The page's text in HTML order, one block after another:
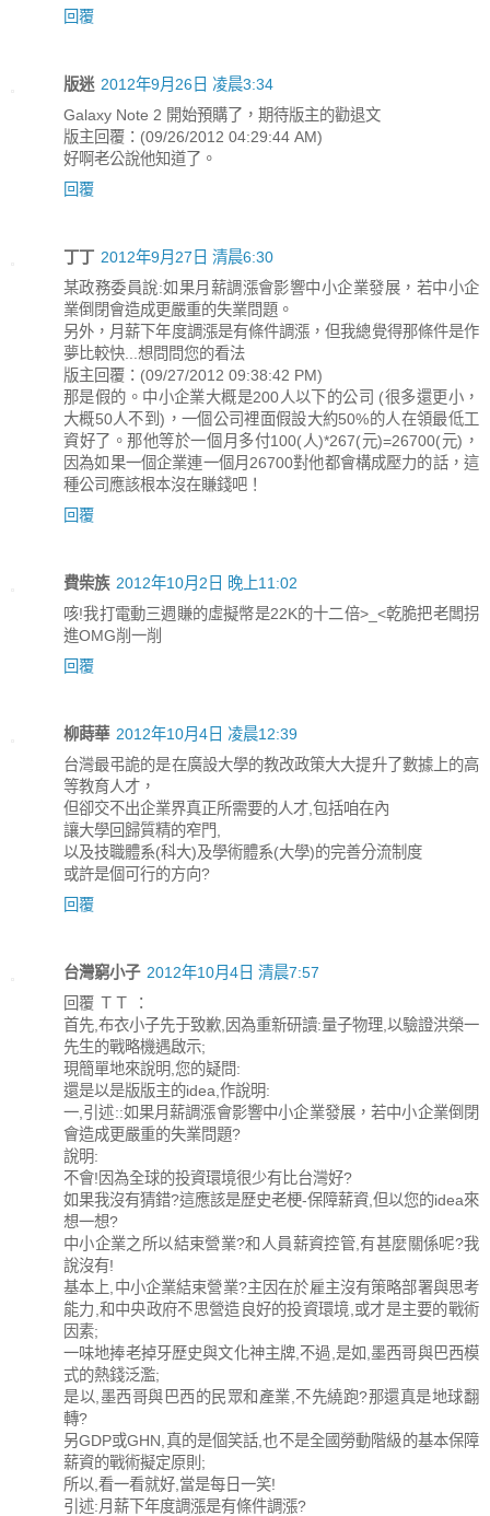
回覆
版迷 2012年9月26日 凌晨3:34
Galaxy Note 2 開始預購了，期待版主的勸退文
版主回覆：(09/26/2012 04:29:44 AM)
好啊老公說他知道了。
回覆
丁丁 2012年9月27日 清晨6:30
某政務委員說:如果月薪調漲會影響中小企業發展，若中小企
業倒閉會造成更嚴重的失業問題。
另外，月薪下年度調漲是有條件調漲，但我總覺得那條件是作
夢比較快...想問問您的看法
版主回覆：(09/27/2012 09:38:42 PM)
那是假的。中小企業大概是200人以下的公司 (很多還更小，
大概50人不到)，一個公司裡面假設大約50%的人在領最低工
資好了。那他等於一個月多付100(人)*267(元)=26700(元)，
因為如果一個企業連一個月26700對他都會構成壓力的話，這
種公司應該根本沒在賺錢吧！
回覆
費柴族 2012年10月2日 晚上11:02
咳!我打電動三週賺的虛擬幣是22K的十二倍>_<乾脆把老闆拐
進OMG削一削
回覆
柳蒔華 2012年10月4日 凌晨12:39
台灣最弔詭的是在廣設大學的教改政策大大提升了數據上的高
等教育人才，
但卻交不出企業界真正所需要的人才,包括咱在內
讓大學回歸質精的窄門,
以及技職體系(科大)及學術體系(大學)的完善分流制度
或許是個可行的方向?
回覆
台灣窮小子 2012年10月4日 清晨7:57
回覆 ＴＴ ：
首先,布衣小子先于致歉,因為重新研讀:量子物理,以驗證洪榮一
先生的戰略機遇啟示;
現簡單地來說明,您的疑問:
還是以是版版主的idea,作說明:
一,引述::如果月薪調漲會影響中小企業發展，若中小企業倒閉
會造成更嚴重的失業問題?
說明:
不會!因為全球的投資環境很少有比台灣好?
如果我沒有猜錯?這應該是歷史老梗-保障薪資,但以您的idea來
想一想?
中小企業之所以結束營業?和人員薪資控管,有甚麼關係呢?我
說沒有!
基本上,中小企業結束營業?主因在於雇主沒有策略部署與思考
能力,和中央政府不思營造良好的投資環境,或才是主要的戰術
因素;
一味地捧老掉牙歷史與文化神主牌,不過,是如,墨西哥與巴西模
式的熱錢泛濫;
是以,墨西哥與巴西的民眾和產業,不先繞跑?那還真是地球翻
轉?
另GDP或GHN,真的是個笑話,也不是全國勞動階級的基本保障
薪資的戰術擬定原則;
所以,看一看就好,當是每日一笑!
引述:月薪下年度調漲是有條件調漲?